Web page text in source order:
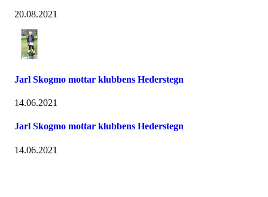
20.08.2021
Jarl Skogmo mottar klubbens Hederstegn
14.06.2021
Jarl Skogmo mottar klubbens Hederstegn
14.06.2021